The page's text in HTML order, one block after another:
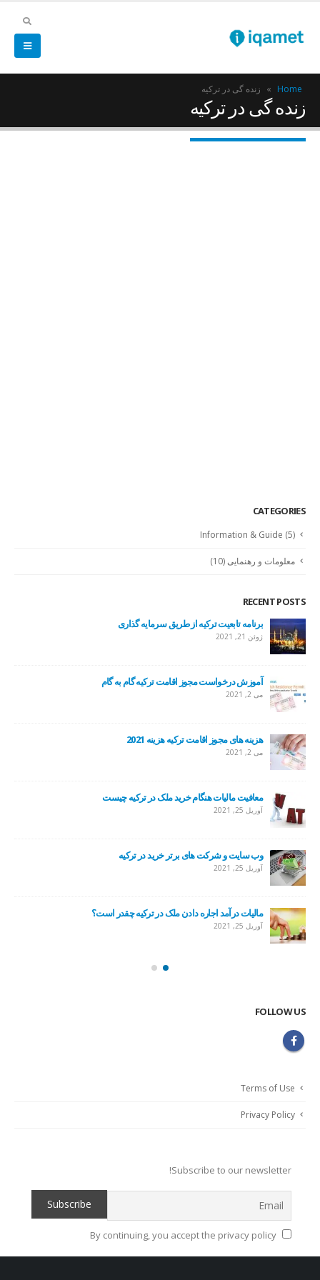
Home
» زنده گی در ترکیه
زنده گی در ترکیه
CATEGORIES
Information & Guide (5)
معلومات و رهنمایی(10)
RECENT POSTS
برنامه تابعیت ترکیه از طریق سرمایه گذاری
ژوئن 21, 2021
آموزش درخواست مجوز اقامت ترکیه گام به گام
می 2, 2021
هزینه های مجوز اقامت ترکیه هزینه 2021
می 2, 2021
معافیت مالیات هنگام خرید ملک در ترکیه چیست
آوریل 25, 2021
وب سایت و شرکت های برتر خرید در ترکیه
آوریل 25, 2021
مالیات درآمد اجاره دادن ملک در ترکیه چقدر است؟
آوریل 25, 2021
FOLLOW US
Terms of Use
Privacy Policy
Subscribe to our newsletter!